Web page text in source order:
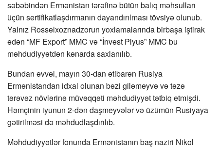
səbəbindən Ermənistan tərəfinə bütün balıq məhsulları
üçün sertifikatlaşdırmanın dayandırılması tövsiyə olunub.
Yalnız Rosselxoznadzorun yoxlamalarında birbaşa iştirak
edən “MF Export” MMC və “İnvest Plyus” MMC bu
məhdudiyyətdən kənarda saxlanılıb.
Bundan əvvəl, mayın 30-dan etibarən Rusiya
Ermənistandan idxal olunan bəzi giləmeyvə və təzə
tərəvəz növlərinə müvəqqəti məhdudiyyət tətbiq etmişdi.
Həmçinin iyunun 2-dən daşmeyvələr və üzümün Rusiyaya
gətirilməsi də məhdudlaşdırılıb.
Məhdudiyyətlər fonunda Ermənistanın baş naziri Nikol